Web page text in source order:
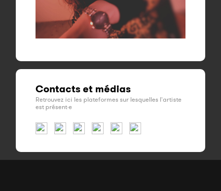
Contacts et médias
Retrouvez ici les plateformes sur lesquelles l'artiste
est présent·e